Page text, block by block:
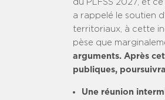
du PLFSS 2027, et
a rappelé le soutien
territoriaux, à cette
pèse que
arguments. Après
publiques,
Une réunion